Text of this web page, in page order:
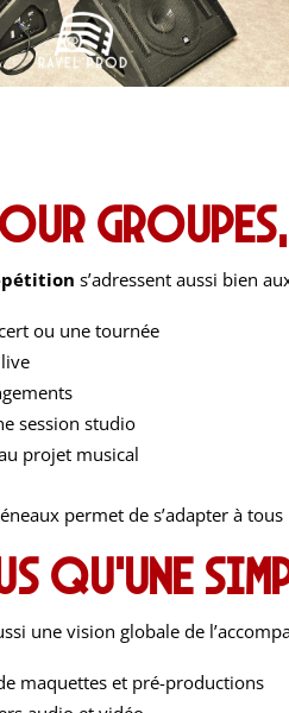
s’adressent aussi bien
ou une tournée
session studio
projet musical
permet de s’adapter à
qu’une
une vision globale de
maquettes et pré-productions